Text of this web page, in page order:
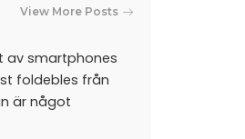
View More Posts
av smartphones
foldebles från
är något